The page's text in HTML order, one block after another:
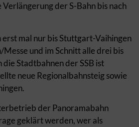
der S-Bahn bis nach
mal nur bis Stuttgart-Vaihingen
und im Schnitt alle drei bis
Stadtbahnen der SSB ist
neue Regionalbahnsteig sowie
der Panoramabahn
geklärt werden, wer als